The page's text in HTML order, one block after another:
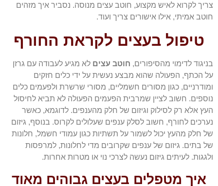
צריך לקרוא לאיש מקצוע, חוטב עצים מנוסה. נסביר איך מזהים
חוטב אמיתי, אילו אישורים צריך ועוד.
טיפול בעצים לקראת החורף
בניגוד לדימוי מהסיפורים, חוטב עצים לא מגיע לעבודה עם גרזן
על הכתף, הפעולה שהוא מבצע נעשית על ידי כלים חזקים
ומודרניים, כגון מסורים חשמליים, מסורי שרשרת ולפעמים כלים
נוספים. חשוב לציין שמרבית הפעמים הפעולה לא תביא לחיסול
העץ אלא רק לסילוק וגיזום של חלק מהענפים. לדוגמא, כאשר
נערכים לחורף, חשוב לסלק ענפים שעלולים לקרוס. בנוסף, גיזום
של חלק מהעץ יכול לשמור על תשתיות כגון עמודי חשמל, חלונות
של בתים. גיזום של ענפים שקרובים מדי לחלונות, למרפסות
ולגגות. לעיתים גיזום נעשה לצרכי נוי או מטרות אחרות.
איך מטפלים בעצים גבוהים מאוד